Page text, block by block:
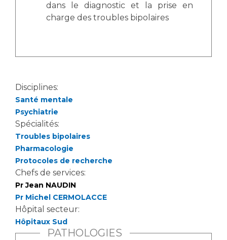
dans le diagnostic et la prise en
charge des troubles bipolaires
Disciplines:
Santé mentale
Psychiatrie
Spécialités:
Troubles bipolaires
Pharmacologie
Protocoles de recherche
Chefs de services:
Pr Jean NAUDIN
Pr Michel CERMOLACCE
Hôpital secteur:
Hôpitaux Sud
PATHOLOGIES